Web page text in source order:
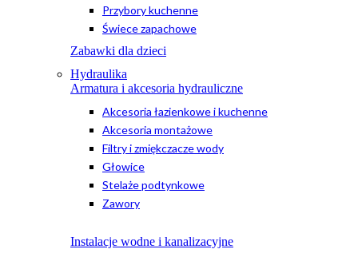
Przybory kuchenne
Świece zapachowe
Zabawki dla dzieci
Hydraulika
Armatura i akcesoria hydrauliczne
Akcesoria łazienkowe i kuchenne
Akcesoria montażowe
Filtry i zmiękczacze wody
Głowice
Stelaże podtynkowe
Zawory
Instalacje wodne i kanalizacyjne